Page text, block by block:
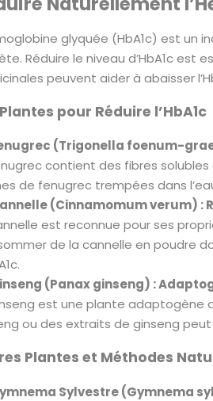
glyquée (HbA1c) est
Réduire le niveau d’HbA1c
peuvent aider à abaisser
pour Réduire l’HbA1c
(Trigonella foenum-
contient des fibres
de fenugrec trempées dans
(Cinnamomum verum) :
est reconnue pour ses
de la cannelle en poudre
(Panax ginseng) :
est une plante adaptogène
ou des extraits de ginseng peut
Plantes et Méthodes
Sylvestre (Gymnema